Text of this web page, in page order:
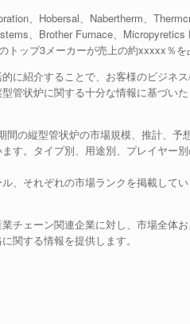
、Hobersal、Nabertherm、
、Brother Furnace、Micropyretics
ップ3メーカーが売上の約xxxxx％を
に紹介することで、お客様のビジネス/
管状炉に関する十分な情報に基づい
の縦型管状炉の市場規模、推計、予
す。タイプ別、用途別、プレイヤー
、それぞれの市場ランクを掲載して
チェーン関連企業に対し、市場全体
関する情報を提供します。